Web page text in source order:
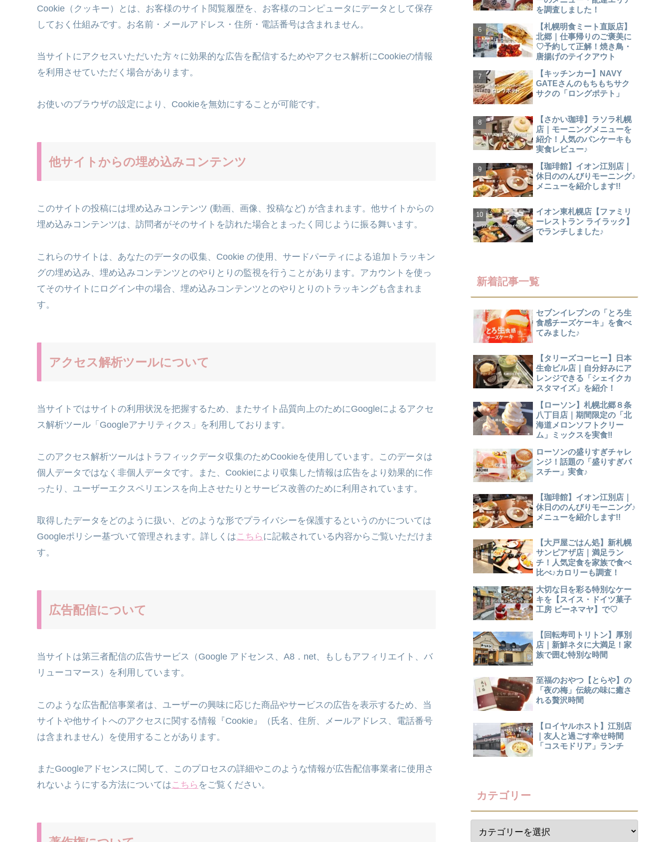
Cookie（クッキー）とは、お客様のサイト閲覧履歴を、お客様のコンピュータにデータとして保存
しておく仕組みです。お名前・メールアドレス・住所・電話番号は含まれません。
当サイトにアクセスいただいた方々に効果的な広告を配信するためやアクセス解析にCookieの情報
を利用させていただく場合があります。
お使いのブラウザの設定により、Cookieを無効にすることが可能です。
他サイトからの埋め込みコンテンツ
このサイトの投稿には埋め込みコンテンツ (動画、画像、投稿など) が含まれます。他サイトからの
埋め込みコンテンツは、訪問者がそのサイトを訪れた場合とまったく同じように振る舞います。
これらのサイトは、あなたのデータの収集、Cookie の使用、サードパーティによる追加トラッキン
グの埋め込み、埋め込みコンテンツとのやりとりの監視を行うことがあります。アカウントを使っ
てそのサイトにログイン中の場合、埋め込みコンテンツとのやりとりのトラッキングも含まれま
す。
アクセス解析ツールについて
当サイトではサイトの利用状況を把握するため、またサイト品質向上のためにGoogleによるアクセ
ス解析ツール「Googleアナリティクス」を利用しております。
このアクセス解析ツールはトラフィックデータ収集のためCookieを使用しています。このデータは
個人データではなく非個人データです。また、Cookieにより収集した情報は広告をより効果的に作
ったり、ユーザーエクスペリエンスを向上させたりとサービス改善のために利用されています。
取得したデータをどのように扱い、どのような形でプライバシーを保護するというのかについては
Googleポリシー基づいて管理されます。詳しくはこちら に記載されている内容からご覧いただけま
す。
広告配信について
当サイトは第三者配信の広告サービス（Google アドセンス、A8．net、もしもアフィリエイト、バ
リューコマース）を利用しています。
このような広告配信事業者は、ユーザーの興味に応じた商品やサービスの広告を表示するため、当
サイトや他サイトへのアクセスに関する情報『Cookie』（氏名、住所、メールアドレス、電話番号
は含まれません）を使用することがあります。
またGoogleアドセンスに関して、このプロセスの詳細やこのような情報が広告配信事業者に使用さ
れないようにする方法についてはこちら をご覧ください。
を調査しました！
【札幌明食ミート直販店】
北郷｜仕事帰りのご褒美に
♡予約して正解！焼き鳥・
唐揚げのテイクアウト
【キッチンカー】NAVY
GATEさんのもちもちサク
サクの「ロングポテト」
【さかい珈琲】ラソラ札幌
店｜モーニングメニューを
紹介！人気のパンケーキも
実食レビュー♪
【珈琲館】イオン江別店｜
休日ののんびりモーニング♪
メニューを紹介します!!
イオン東札幌店【ファミリ
ーレストラン ライラック】
でランチしました♪
新着記事一覧
セブンイレブンの「とろ生
食感チーズケーキ」を食べ
てみました♪
【タリーズコーヒー】日本
生命ビル店｜自分好みにア
レンジできる「シェイクカ
スタマイズ」を紹介！
【ローソン】札幌北郷８条
八丁目店｜期間限定の「北
海道メロンソフトクリー
ム」ミックスを実食‼
ローソンの盛りすぎチャレ
ンジ！話題の「盛りすぎバ
スチー」実食♪
【珈琲館】イオン江別店｜
休日ののんびりモーニング♪
メニューを紹介します!!
【大戸屋ごはん処】新札幌
サンピアザ店｜満足ラン
チ！人気定食を家族で食べ
比べ♪カロリーも調査！
大切な日を彩る特別なケー
キを【スイス・ドイツ菓子
工房 ビーネマヤ】で♡
【回転寿司トリトン】厚別
店｜新鮮ネタに大満足！家
族で囲む特別な時間
至福のおやつ【とらや】の
「夜の梅」伝統の味に癒さ
れる贅沢時間
【ロイヤルホスト】江別店
｜友人と過ごす幸せ時間
「コスモドリア」ランチ
カテゴリー